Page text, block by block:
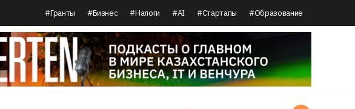
#Гранты #Бизнес #Налоги #AI #Стартапы #Образование